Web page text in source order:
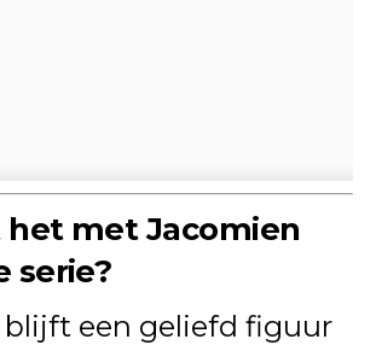
het met Jacomien
serie?
een geliefd figuur